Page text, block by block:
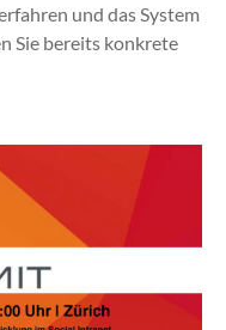
und das Sys­tem
Sie bere­its konkrete